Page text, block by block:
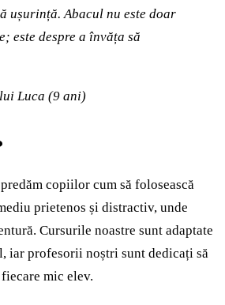
ușurință. Abacul nu este doar
este despre a învăța să
Luca (9 ani)
copiilor cum să folosească
prietenos și distractiv, unde
Cursurile noastre sunt adaptate
iar profesorii noștri sunt dedicați să
mic elev.